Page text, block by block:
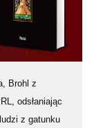
Brohl z
odsłaniając
z gatunku